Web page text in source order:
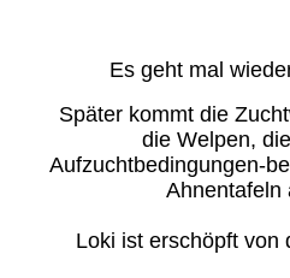
Es geht mal
Später kommt die
die Welpen,
Aufzuchtbedingungen-
Ahnentafeln
Loki ist erschöpft von